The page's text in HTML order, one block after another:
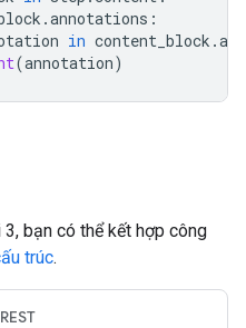
.annotations :
in content_block .
(annotation)
bạn có thể kết hợp công
trúc.
REST